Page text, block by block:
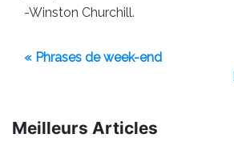
-Winston Churchill.
« Phrases de week-end
Meilleurs Articles